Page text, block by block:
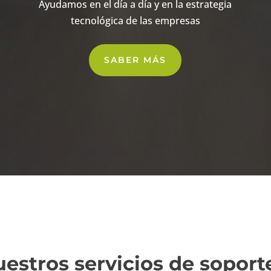
Ayudamos en el día a día y en la estrategia
tecnológica de las empresas
SABER MÁS
servicios de